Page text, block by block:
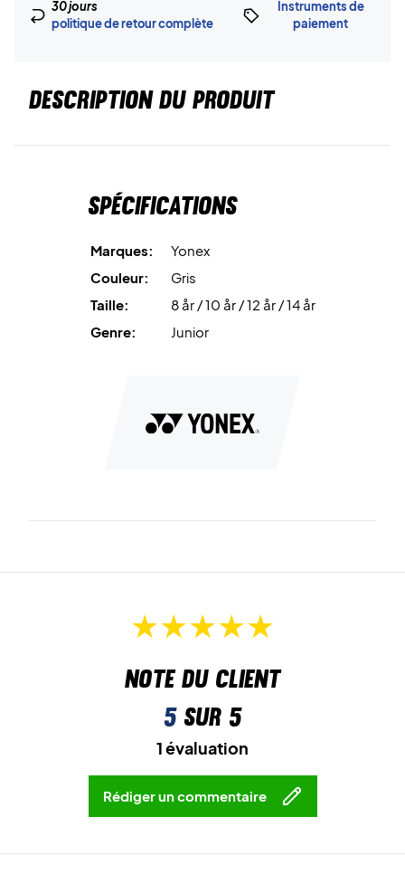
30 jours
politique de retour complète
Instruments de
paiement
DESCRIPTION DU PRODUIT
Spécifications
Marques:
Yonex
Couleur:
Gris
Taille:
8 år / 10 år / 12 år / 14 år
Genre:
Junior
Note du client
5sur 5
1 évaluation
Rédiger un commentaire